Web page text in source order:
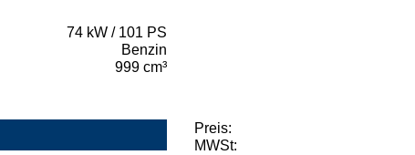
74 kW / 101 PS
Benzin
999 cm³
Preis:
MWSt: